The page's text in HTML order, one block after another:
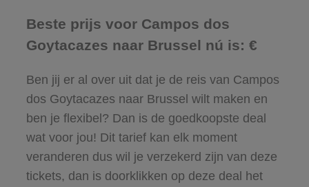
Beste prijs voor Campos dos
Goytacazes naar Brussel nú is: €
Ben jij er al over uit dat je de reis van Campos
dos Goytacazes naar Brussel wilt maken en
ben je flexibel? Dan is de goedkoopste deal
wat voor jou! Dit tarief kan elk moment
veranderen dus wil je verzekerd zijn van deze
tickets, dan is doorklikken op deze deal het